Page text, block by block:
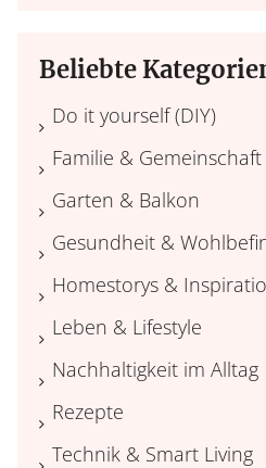
Beliebte
Do it yourself (DIY)
Familie & Gemeinschaft
Garten & Balkon
Gesundheit &
Homestorys &
Leben & Lifestyle
Nachhaltigkeit im Alltag
Rezepte
Technik & Smart Living